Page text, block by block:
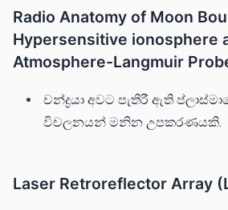
Radio Anatomy of Moon
Hypersensitive ionosphere
Atmosphere-Langmuir
චන්ද්‍රයා අවට පැතිරී ඇති
විචලනයන් මනින උපකරණයකි.
Laser Retroreflector Array